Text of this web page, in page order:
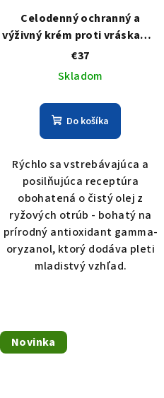
Celodenný ochranný a
výživný krém proti vráskam z
bielej ryže (Protector) WHITE
RICE
€37
Skladom
Do košíka
Rýchlo sa vstrebávajúca a
posilňujúca receptúra
obohatená o čistý olej z
ryžových otrúb - bohatý na
prírodný antioxidant gamma-
oryzanol, ktorý dodáva pleti
mladistvý vzhľad.
Novinka